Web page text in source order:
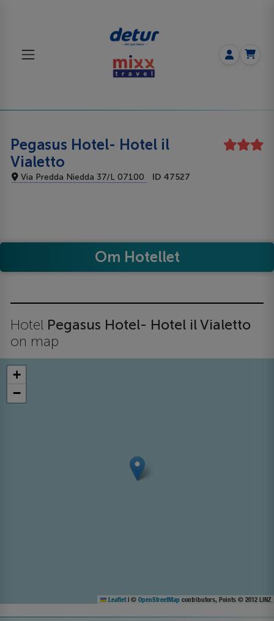
Pegasus Hotel- Hotel il
Vialetto
Via Predda Niedda 37/L 07100 ID 47527
Om Hotellet
Hotel Pegasus Hotel- Hotel il Vialetto
on map
+
−
Leaflet | © OpenStreetMap contributors, Points © 2012 LINZ